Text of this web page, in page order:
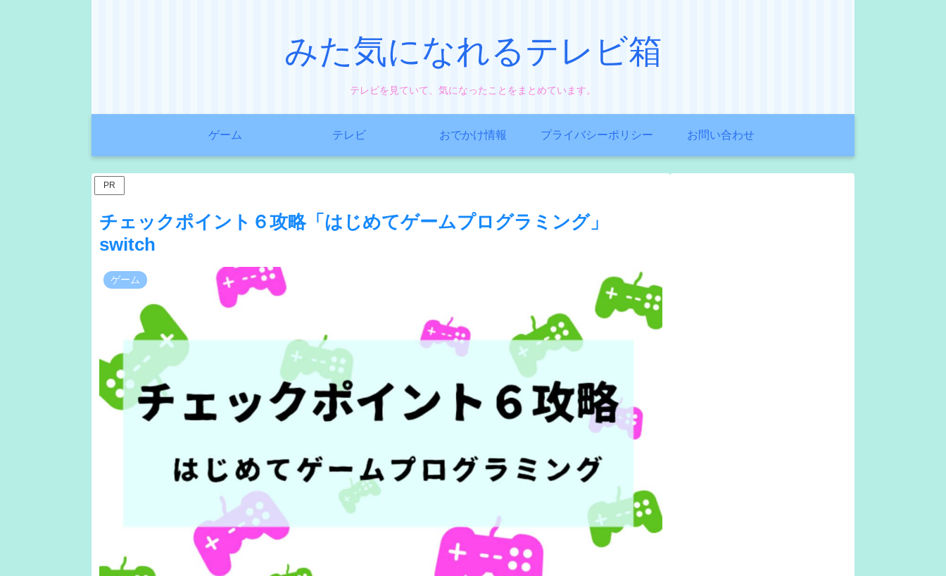
みた気になれるテレビ箱
テレビを見ていて、気になったことをまとめています。
ゲーム テレビ おでかけ情報 プライバシーポリシー お問い合わせ
PR
チェックポイント６攻略「はじめてゲームプログラミング」
switch
ゲーム